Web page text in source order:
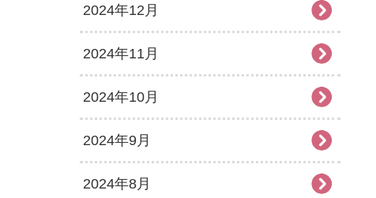
2024年12月
2024年11月
2024年10月
2024年9月
2024年8月